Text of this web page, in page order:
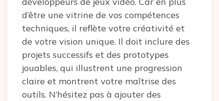
d’être une vitrine de vos compétences
techniques, il reflète votre créativité et
de votre vision unique. Il doit inclure des
projets successifs et des prototypes
jouables, qui illustrent une progression
claire et montrent votre maîtrise des
outils. N’hésitez pas à ajouter des